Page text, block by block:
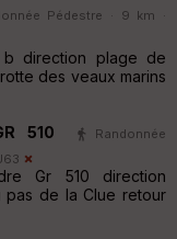
Pédestre · 9 km ·
b direction plage de
des veaux marins
510
Randonnée
Gr 510 direction
de la Clue retour